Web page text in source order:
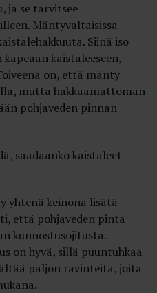
ja se tarvitsee
Mäntyvaltaisissa
Siinä iso
kaistaleeseen,
on, että mänty
mutta hakkaamattoman
pohjaveden pinnan
saadaanko kaistaleet
yhtenä keinona lisätä
että pohjaveden pinta
kunnostusojitusta.
on hyvä, sillä puuntuhkaa
paljon ravinteita, joita